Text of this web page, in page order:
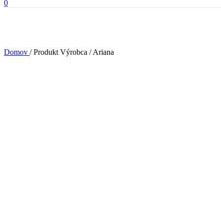
0
Domov / Produkt Výrobca /Ariana